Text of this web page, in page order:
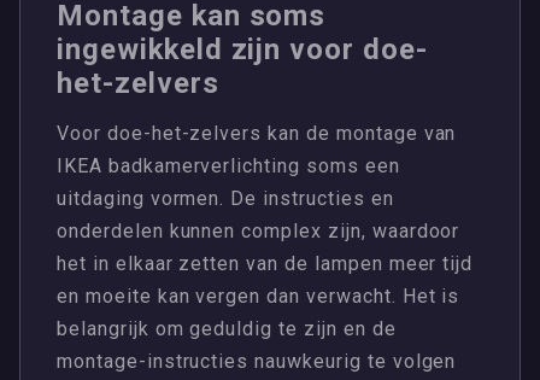
Montage kan soms
ingewikkeld zijn voor doe-
het-zelvers
Voor doe-het-zelvers kan de montage van
IKEA badkamerverlichting soms een
uitdaging vormen. De instructies en
onderdelen kunnen complex zijn, waardoor
het in elkaar zetten van de lampen meer tijd
en moeite kan vergen dan verwacht. Het is
belangrijk om geduldig te zijn en de
montage-instructies nauwkeurig te volgen